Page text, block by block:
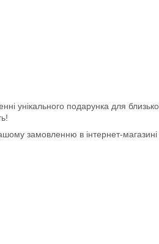
унікального подарунка для
замовленню в інтернет-